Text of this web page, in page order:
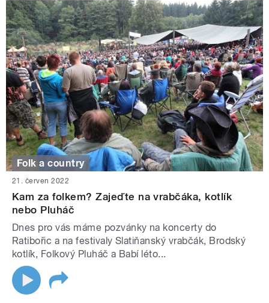
Folk a country
21. červen 2022
Kam za folkem? Zajeďte na vrabčáka, kotlík
nebo Pluháč
Dnes pro vás máme pozvánky na koncerty do
Ratibořic a na festivaly Slatiňanský vrabčák, Brodský
kotlík, Folkový Pluháč a Babí léto...